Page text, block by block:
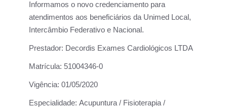
Informamos o novo credenciamento para
atendimentos aos beneficiários da Unimed Local,
Intercâmbio Federativo e Nacional.
Prestador: Decordis Exames Cardiológicos LTDA
Matrícula: 51004346-0
Vigência: 01/05/2020
Especialidade: Acupuntura / Fisioterapia /